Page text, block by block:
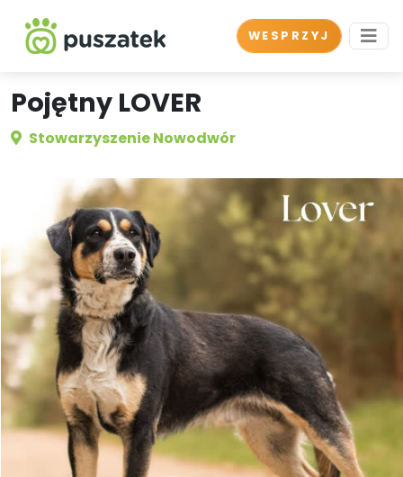
WESPRZYJ
Pojętny LOVER
Stowarzyszenie Nowodwór